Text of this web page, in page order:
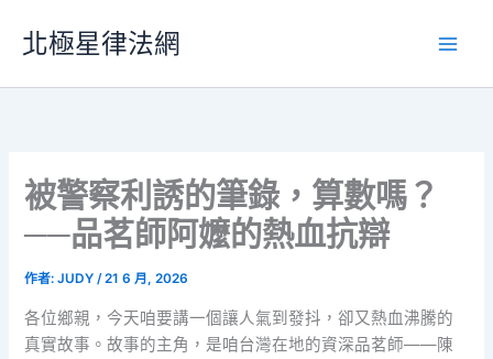
要
北極星律法網
被警察利誘的筆錄，算數嗎？
──品茗師阿嬤的熱血抗辯
作者:JUDY/21 6 月, 2026
各位鄉親，今天咱要講一個讓人氣到發抖，卻又熱血沸騰的
真實故事。故事的主角，是咱台灣在地的資深品茗師——陳